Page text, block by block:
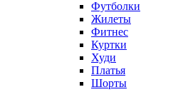
Футболки
Жилеты
Фитнес
Куртки
Худи
Платья
Шорты